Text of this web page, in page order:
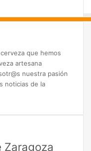
que hemos
artesana
nuestra pasión
noticias de la
Zaragoza